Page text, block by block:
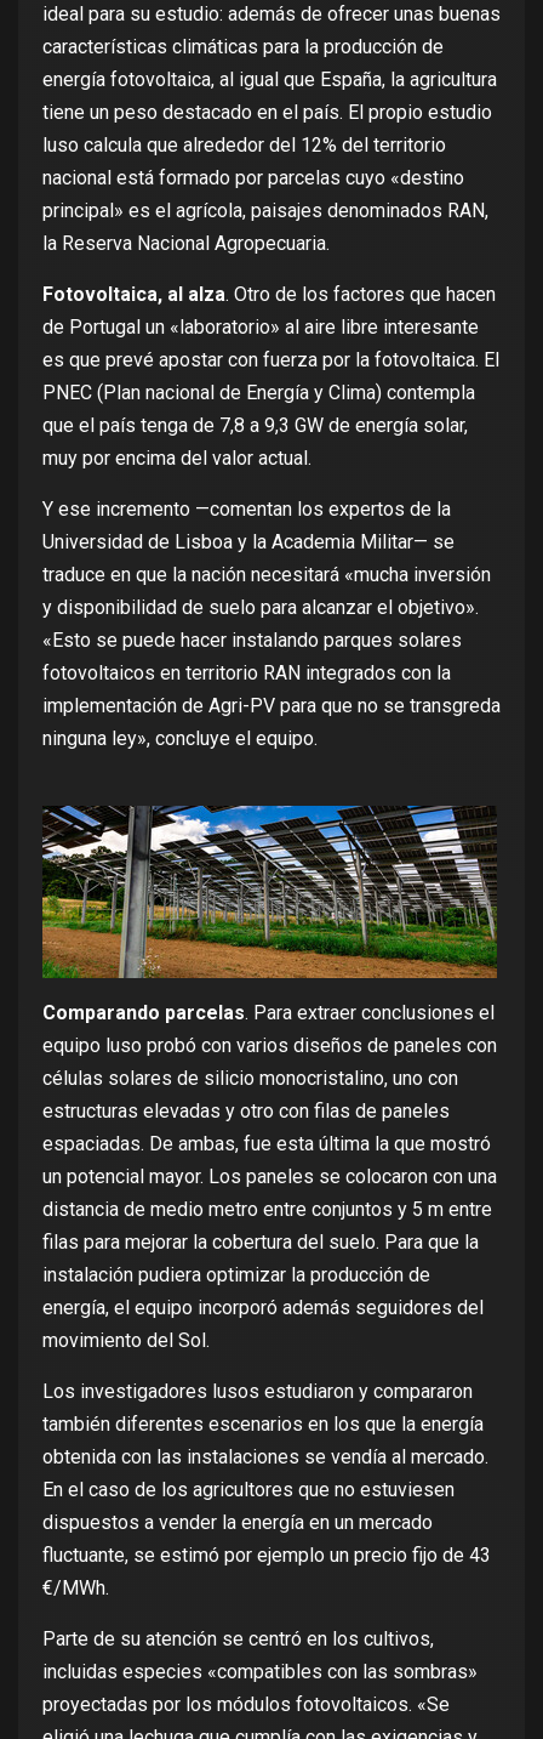
ideal para su estudio: además de ofrecer unas buenas
características climáticas para la producción de
energía fotovoltaica, al igual que España, la agricultura
tiene un peso destacado en el país. El propio estudio
luso calcula que alrededor del 12% del territorio
nacional está formado por parcelas cuyo «destino
principal» es el agrícola, paisajes denominados RAN,
la Reserva Nacional Agropecuaria.
Fotovoltaica, al alza. Otro de los factores que hacen
de Portugal un «laboratorio» al aire libre interesante
es que prevé apostar con fuerza por la fotovoltaica. El
PNEC (Plan nacional de Energía y Clima) contempla
que el país tenga de 7,8 a 9,3 GW de energía solar,
muy por encima del valor actual.
Y ese incremento —comentan los expertos de la
Universidad de Lisboa y la Academia Militar— se
traduce en que la nación necesitará «mucha inversión
y disponibilidad de suelo para alcanzar el objetivo».
«Esto se puede hacer instalando parques solares
fotovoltaicos en territorio RAN integrados con la
implementación de Agri-PV para que no se transgreda
ninguna ley», concluye el equipo.
Comparando parcelas. Para extraer conclusiones el
equipo luso probó con varios diseños de paneles con
células solares de silicio monocristalino, uno con
estructuras elevadas y otro con filas de paneles
espaciadas. De ambas, fue esta última la que mostró
un potencial mayor. Los paneles se colocaron con una
distancia de medio metro entre conjuntos y 5 m entre
filas para mejorar la cobertura del suelo. Para que la
instalación pudiera optimizar la producción de
energía, el equipo incorporó además seguidores del
movimiento del Sol.
Los investigadores lusos estudiaron y compararon
también diferentes escenarios en los que la energía
obtenida con las instalaciones se vendía al mercado.
En el caso de los agricultores que no estuviesen
dispuestos a vender la energía en un mercado
fluctuante, se estimó por ejemplo un precio fijo de 43
€/MWh.
Parte de su atención se centró en los cultivos,
incluidas especies «compatibles con las sombras»
proyectadas por los módulos fotovoltaicos. «Se